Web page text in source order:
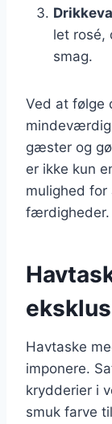
let rosé,
smag.
Ved at følge
gæster og
er ikke kun
mulighed for
færdigheder.
Havtaske
imponere.
krydderier i
smuk farve